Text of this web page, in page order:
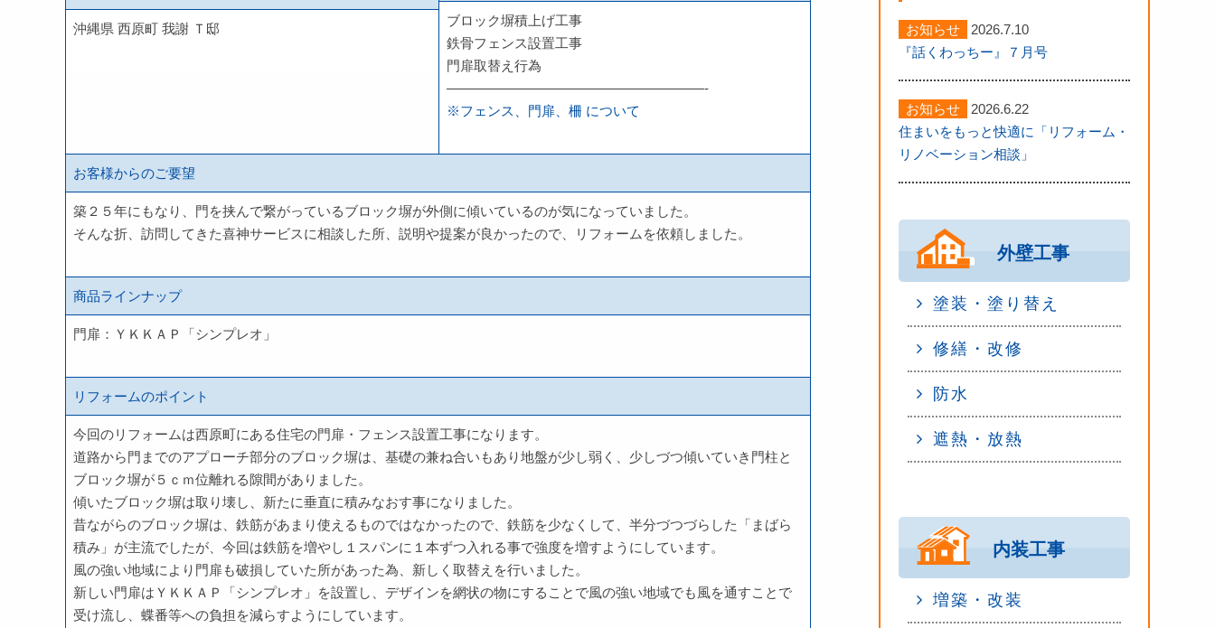
沖縄県 西原町 我謝 Ｔ邸
ブロック塀積上げ工事
鉄骨フェンス設置工事
門扉取替え行為
———————————————————-
※フェンス、門扉、柵 について
お客様からのご要望
築２５年にもなり、門を挟んで繋がっているブロック塀が外側に傾いているのが気になっていました。
そんな折、訪問してきた喜神サービスに相談した所、説明や提案が良かったので、リフォームを依頼しました。
商品ラインナップ
門扉：ＹＫＫＡＰ「シンプレオ」
リフォームのポイント
今回のリフォームは西原町にある住宅の門扉・フェンス設置工事になります。
道路から門までのアプローチ部分のブロック塀は、基礎の兼ね合いもあり地盤が少し弱く、少しづつ傾いていき門柱と
ブロック塀が５ｃｍ位離れる隙間がありました。
傾いたブロック塀は取り壊し、新たに垂直に積みなおす事になりました。
昔ながらのブロック塀は、鉄筋があまり使えるものではなかったので、鉄筋を少なくして、半分づつづらした「まばら
積み」が主流でしたが、今回は鉄筋を増やし１スパンに１本ずつ入れる事で強度を増すようにしています。
風の強い地域により門扉も破損していた所があった為、新しく取替えを行いました。
新しい門扉はＹＫＫＡＰ「シンプレオ」を設置し、デザインを網状の物にすることで風の強い地域でも風を通すことで
受け流し、蝶番等への負担を減らすようにしています。
お知らせ
2026.7.10
『話くわっちー』７月号
お知らせ
2026.6.22
住まいをもっと快適に「リフォーム・
リノベーション相談」
外壁工事
塗装・塗り替え
修繕・改修
防水
遮熱・放熱
内装工事
増築・改装